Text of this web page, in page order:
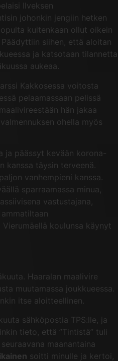
Ilveksen
johonkin jengiin hetken
kuitenkaan ollut oikein
siihen, että aloitan
ja katsotaan tilannetta
aukeaa.
Kakkosessa voitosta
pelaamassaan pelissä
hän jakaa
ohella myös
päässyt kevään korona-
kanssa täysin terveenä.
vanhempieni kanssa.
sparraamassa minua,
vastustajana,
koulunsa käynyt
Haaralan maalivire
muutamassa joukkueessa.
itse aloitteellinen.
sähköpostia TPS:lle, ja
tieto, että ”Tintistä” tuli
maanantaina
soitti minulle ja kertoi,